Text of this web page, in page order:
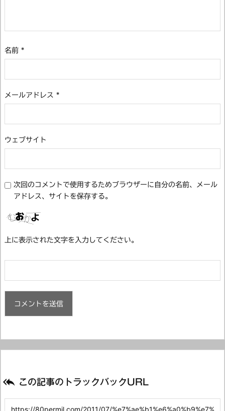
名前 *
メールアドレス *
ウェブサイト
次回のコメントで使用するためブラウザーに自分の名前、メール
アドレス、サイトを保存する。
上に表示された文字を入力してください。
 この記事のトラックバックURL